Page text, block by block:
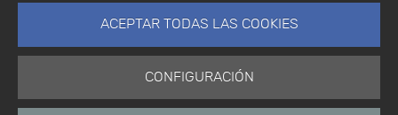
ACEPTAR TODAS LAS COOKIES
CONFIGURACIÓN
Portugal.